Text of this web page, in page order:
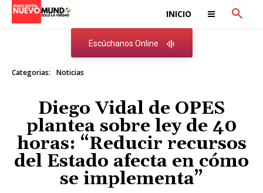
INICIO
Escúchanos Online
Categorias: Noticias
Diego Vidal de OPES
plantea sobre ley de 40
horas: “Reducir recursos
del Estado afecta en cómo
se implementa”